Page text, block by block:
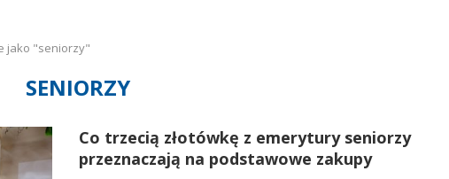
jako "seniorzy"
SENIORZY
Co trzecią złotówkę z emerytury seniorzy
przeznaczają na podstawowe zakupy